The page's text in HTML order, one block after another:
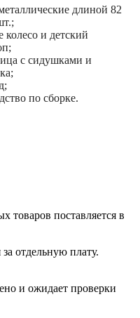
длиной 82
колесо и детский
с сидушками и
по сборке.
товаров поставляется в
отдельную плату.
и ожидает проверки